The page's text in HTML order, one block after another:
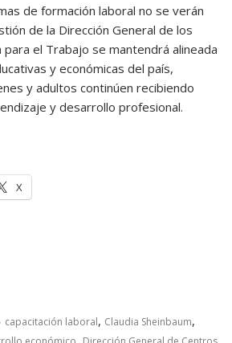
de formación laboral no se verán
de la Dirección General de los
el Trabajo se mantendrá alineada
y económicas del país,
y adultos continúen recibiendo
y desarrollo profesional.
X
capacitación laboral, Claudia Sheinbaum,